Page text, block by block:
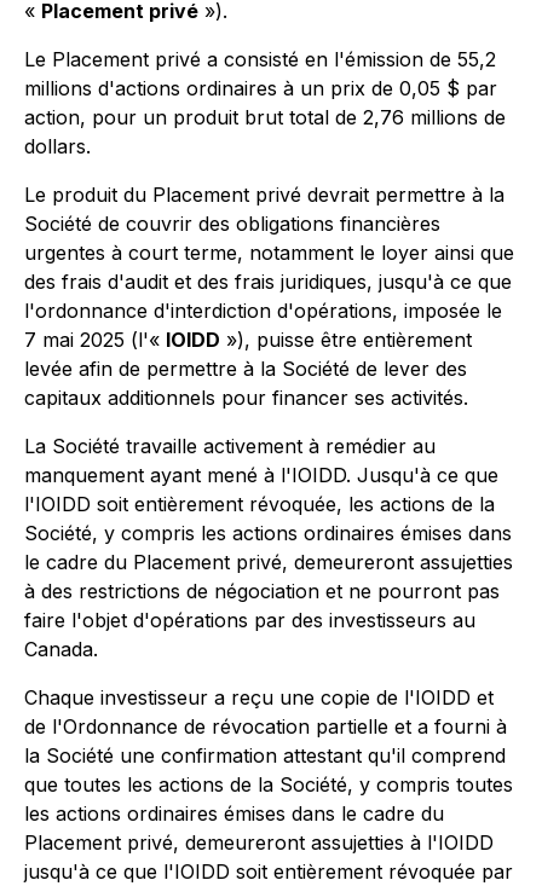
« Placement privé »).
Le Placement privé a consisté en l'émission de 55,2
millions d'actions ordinaires à un prix de 0,05 $ par
action, pour un produit brut total de 2,76 millions de
dollars.
Le produit du Placement privé devrait permettre à la
Société de couvrir des obligations financières
urgentes à court terme, notamment le loyer ainsi que
des frais d'audit et des frais juridiques, jusqu'à ce que
l'ordonnance d'interdiction d'opérations, imposée le
7 mai 2025 (l'« IOIDD »), puisse être entièrement
levée afin de permettre à la Société de lever des
capitaux additionnels pour financer ses activités.
La Société travaille activement à remédier au
manquement ayant mené à l'IOIDD. Jusqu'à ce que
l'IOIDD soit entièrement révoquée, les actions de la
Société, y compris les actions ordinaires émises dans
le cadre du Placement privé, demeureront assujetties
à des restrictions de négociation et ne pourront pas
faire l'objet d'opérations par des investisseurs au
Canada.
Chaque investisseur a reçu une copie de l'IOIDD et
de l'Ordonnance de révocation partielle et a fourni à
la Société une confirmation attestant qu'il comprend
que toutes les actions de la Société, y compris toutes
les actions ordinaires émises dans le cadre du
Placement privé, demeureront assujetties à l'IOIDD
jusqu'à ce que l'IOIDD soit entièrement révoquée par